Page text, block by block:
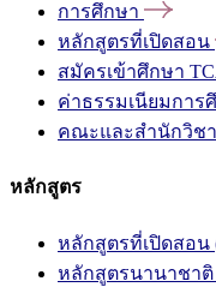
การศึกษา
หลักสูตรที่เปิดสอน
สมัครเข้าศึกษา
ค่าธรรมเนียมการ
คณะและสำนักวิชา
หลักสูตร
หลักสูตรที่เปิดสอน
หลักสูตรนานาชาติ